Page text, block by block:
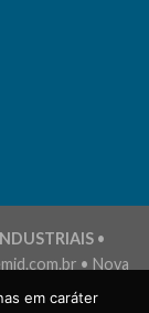
•
• Nova
em caráter